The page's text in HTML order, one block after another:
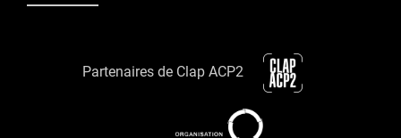
Partenaires de Clap ACP2